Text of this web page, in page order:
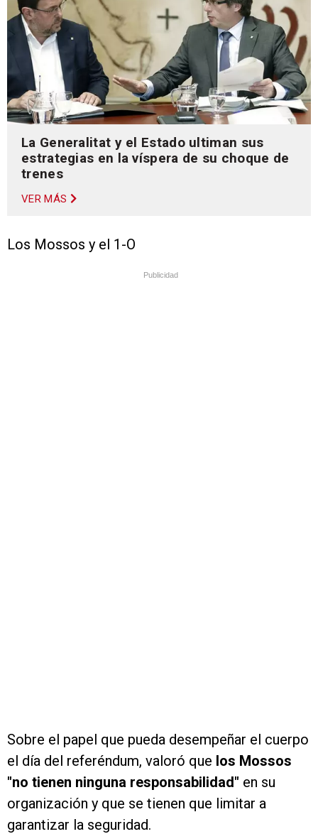
La Generalitat y el Estado ultiman sus
estrategias en la víspera de su choque de
trenes
VER MÁS
Los Mossos y el 1-O
Publicidad
Sobre el papel que pueda desempeñar el cuerpo
el día del referéndum, valoró que los Mossos
"no tienen ninguna responsabilidad" en su
organización y que se tienen que limitar a
garantizar la seguridad.